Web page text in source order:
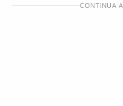
CONTINUA